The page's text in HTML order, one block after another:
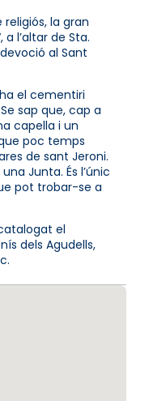
religiós, la gran
l’altar de Sta.
al Sant
el cementiri
sap que, cap a
capella i un
poc temps
de sant Jeroni.
Junta. És l’únic
pot trobar-se a
el
dels Agudells,